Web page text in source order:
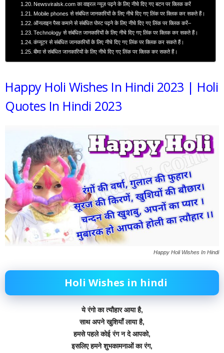
Newsviralsk.com का वाइरल न्यूज़ पढ़ने के लिए नीचे दिए गए बटन पर क्लिक करें
Mobile phones से संबंधित जानकारियों के लिए नीचे दिए गए लिंक पर क्लिक कर सकते हैं।
ऑनलाइन पैसा कमाने से संबंधित पोस्ट पढ़ने के लिए नीचे दिए गए लिंक पर क्लिक करें–
Technology से संबंधित जानकारियों के लिए नीचे दिए गए लिंक पर क्लिक कर सकते हैं।
कंप्यूटर से संबंधित जानकारियों के लिए नीचे दिए गए लिंक पर क्लिक कर सकते हैं।
बीमा से संबंधित जानकारियों के लिए नीचे दिए गए लिंक पर क्लिक कर सकते हैं।
Happy Holi Wishes In Hindi 2023 | Holi
Quotes In Hindi 2023
Happy Holi Wishes In Hindi
Holi Wishes in hindi
ये रंगो का त्यौहार आया है,
साथ अपने खुशियाँ लाया है,
हमसे पहले कोई रंग न दे आपको,
इसलिए हमने शुभकामनाओं का रंग,